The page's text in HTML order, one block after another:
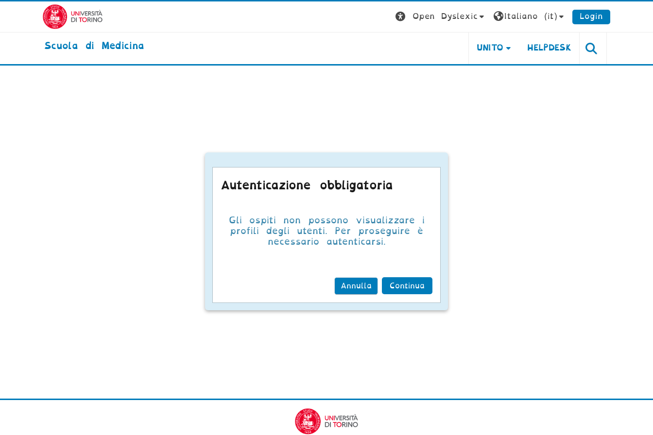
Vai al contenuto principale
Open Dyslexic
Italiano ‎(it)‎ Login
Scuola di Medicina UNITO HELPDESK
Autenticazione obbligatoria
Gli ospiti non possono visualizzare i
profili degli utenti. Per proseguire è
necessario autenticarsi.
Annulla Continua